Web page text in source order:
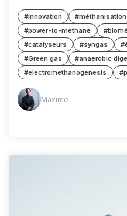
#innovation #méthanisation
#power-to-methane
#catalyseurs
#syngas
#Green gas
#anaerobic
#electromethanogenesis
Maxime
(MM) Maxime